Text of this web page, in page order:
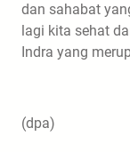
dan sahabat
lagi kita sehat
Indra yang
(dpa)